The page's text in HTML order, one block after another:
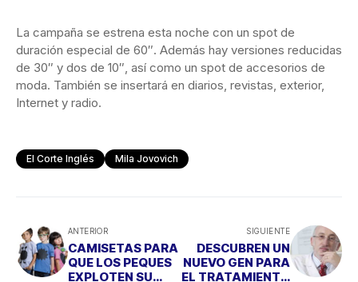
La campaña se estrena esta noche con un spot de
duración especial de 60″. Además hay versiones reducidas
de 30″ y dos de 10″, así como un spot de accesorios de
moda. También se insertará en diarios, revistas, exterior,
Internet y radio.
El Corte Inglés Mila Jovovich
ANTERIOR
CAMISETAS PARA
QUE LOS PEQUES
EXPLOTEN SU
SIGUIENTE
DESCUBREN UN
NUEVO GEN PARA
EL TRATAMIENTO